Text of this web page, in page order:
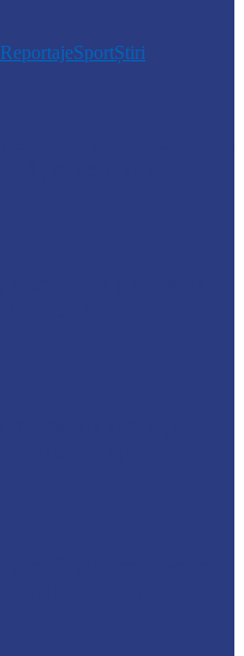
ReportajeSportȘtiri